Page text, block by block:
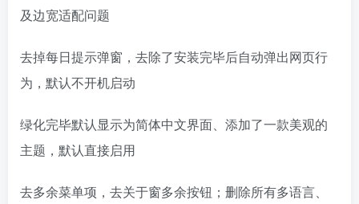
及边宽适配问题
去掉每日提示弹窗，去除了安装完毕后自动弹出网页行
为，默认不开机启动
绿化完毕默认显示为简体中文界面、添加了一款美观的
主题，默认直接启用
去多余菜单项，去关于窗多余按钮；删除所有多语言、